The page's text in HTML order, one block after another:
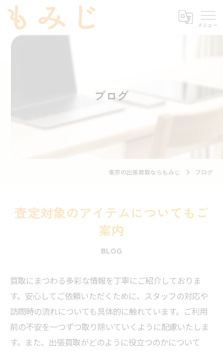
ブログ
東京の出張買取ならもみじ ブログ
査定対象のアイテムについてもご
案内
BLOG
買取にまつわる多彩な情報を丁寧にご紹介しておりま
す。安心してご依頼いただくために、スタッフの対応や
訪問時の流れについても具体的に触れています。ご利用
前の不安を一つずつ取り除いていくように配慮いたしま
す。また、出張買取がどのように役立つのかについて